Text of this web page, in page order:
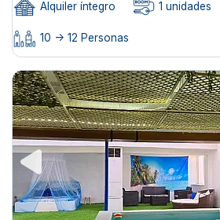
Alquiler íntegro 1 unidades
10 -> 12 Personas